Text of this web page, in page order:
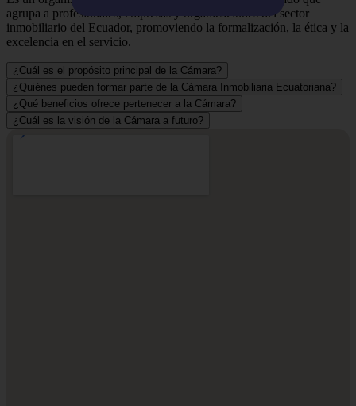
agrupa a profesionales, empresas y organizaciones del sector
inmobiliario del Ecuador, promoviendo la formalización, la ética y la
excelencia en el servicio.
¿Cuál es el propósito principal de la Cámara?
¿Quiénes pueden formar parte de la Cámara Inmobiliaria Ecuatoriana?
¿Qué beneficios ofrece pertenecer a la Cámara?
¿Cuál es la visión de la Cámara a futuro?